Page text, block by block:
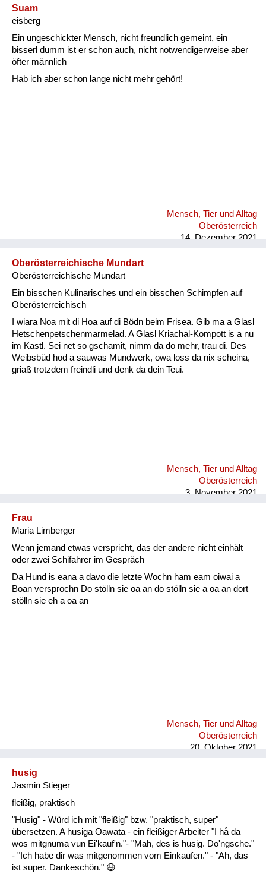
Suam
eisberg
Ein ungeschickter Mensch, nicht freundlich gemeint, ein
bisserl dumm ist er schon auch, nicht notwendigerweise aber
öfter männlich
Hab ich aber schon lange nicht mehr gehört!
Mensch, Tier und Alltag
Oberösterreich
14. Dezember 2021
Oberösterreichische Mundart
Oberösterreichische Mundart
Ein bisschen Kulinarisches und ein bisschen Schimpfen auf
Oberösterreichisch
I wiara Noa mit di Hoa auf di Bödn beim Frisea. Gib ma a Glasl
Hetschenpetschenmarmelad. A Glasl Kriachal-Kompott is a nu
im Kastl. Sei net so gschamit, nimm da do mehr, trau di. Des
Weibsbüd hod a sauwas Mundwerk, owa loss da nix scheina,
griaß trotzdem freindli und denk da dein Teui.
Mensch, Tier und Alltag
Oberösterreich
3. November 2021
Frau
Maria Limberger
Wenn jemand etwas verspricht, das der andere nicht einhält
oder zwei Schifahrer im Gespräch
Da Hund is eana a davo die letzte Wochn ham eam oiwai a
Boan versprochn Do stölln sie oa an do stölln sie a oa an dort
stölln sie eh a oa an
Mensch, Tier und Alltag
Oberösterreich
20. Oktober 2021
husig
Jasmin Stieger
fleißig, praktisch
"Husig" - Würd ich mit "fleißig" bzw. "praktisch, super"
übersetzen. A husiga Oawata - ein fleißiger Arbeiter "I hå da
wos mitgnuma vun Ei'kauf'n."- "Mah, des is husig. Do'ngsche."
- "Ich habe dir was mitgenommen vom Einkaufen." - "Ah, das
ist super. Dankeschön." 😃